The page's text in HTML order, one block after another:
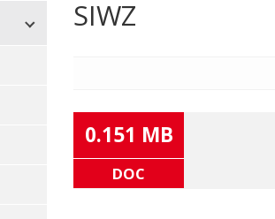
Główna
treść
SIWZ
0.151 MB
DOC